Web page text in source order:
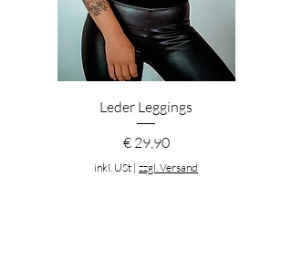
Leder Leggings
Preis
€ 29,90
inkl. USt | zzgl. Versand